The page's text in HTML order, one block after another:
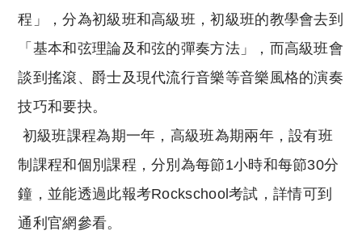
程」，分為初級班和高級班，初級班的教學會去到
「基本和弦理論及和弦的彈奏方法」，而高級班會
談到搖滾、爵士及現代流行音樂等音樂風格的演奏
技巧和要抉。
初級班課程為期一年，高級班為期兩年，設有班
制課程和個別課程，分別為每節1小時和每節30分
鐘，並能透過此報考Rockschool考試，詳情可到
通利官網參看。